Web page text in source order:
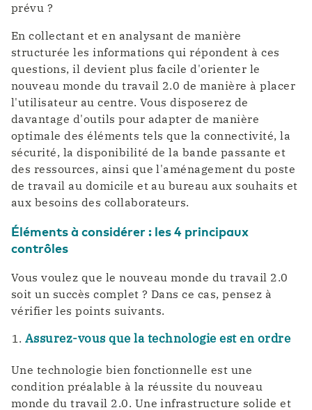
prévu ?
En collectant et en analysant de manière
structurée les informations qui répondent à ces
questions, il devient plus facile d'orienter le
nouveau monde du travail 2.0 de manière à placer
l'utilisateur au centre. Vous disposerez de
davantage d'outils pour adapter de manière
optimale des éléments tels que la connectivité, la
sécurité, la disponibilité de la bande passante et
des ressources, ainsi que l'aménagement du poste
de travail au domicile et au bureau aux souhaits et
aux besoins des collaborateurs.
Éléments à considérer : les 4 principaux
contrôles
Vous voulez que le nouveau monde du travail 2.0
soit un succès complet ? Dans ce cas, pensez à
vérifier les points suivants.
Assurez-vous que la technologie est en ordre
Une technologie bien fonctionnelle est une
condition préalable à la réussite du nouveau
monde du travail 2.0. Une infrastructure solide et